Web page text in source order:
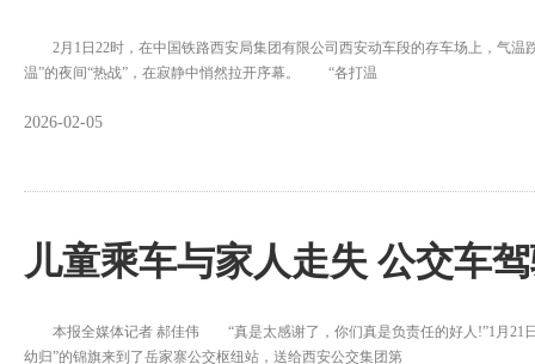
2月1日22时，在中国铁路西安局集团有限公司西安动车段的存车场上，气温
温”的夜间“热战”，在寂静中悄然拉开序幕。 “各打温
2026-02-05
儿童乘车与家人走失 公交车
本报全媒体记者 郝佳伟 “真是太感谢了，你们真是负责任的好人!”1月21日
幼归”的锦旗来到了岳家寨公交枢纽站，送给西安公交集团第